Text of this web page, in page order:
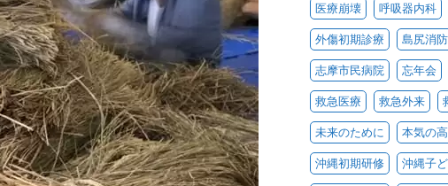
医療崩壊 呼吸器内科
外傷初期診療 島尻消防
志摩市民病院 忘年会
救急医療 救急外来
未来のために 本気の
沖縄初期研修 沖縄子